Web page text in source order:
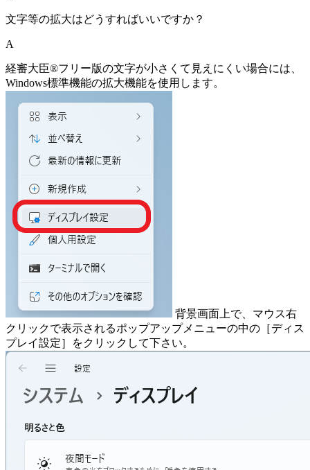
文字等の拡大はどうすればいいですか？
A
経審大臣®フリー版の文字が小さくて見えにくい場合には、
Windows標準機能の拡大機能を使用します。
背景画面上で、マウス右
クリックで表示されるポップアップメニューの中の［ディス
プレイ設定］をクリックして下さい。